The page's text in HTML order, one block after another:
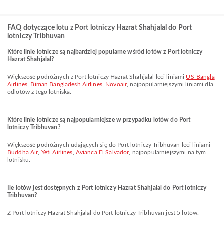
FAQ dotyczące lotu z Port lotniczy Hazrat Shahjalal do Port
lotniczy Tribhuvan
Które linie lotnicze są najbardziej popularne wśród lotów z Port lotniczy
Hazrat Shahjalal?
Większość podróżnych z Port lotniczy Hazrat Shahjalal leci liniami US-Bangla
Airlines Biman Bangladesh Airlines, Novoair, najpopularniejszymi liniami dla
odlotów z tego lotniska.
Które linie lotnicze są najpopularniejsze w przypadku lotów do Port
lotniczy Tribhuvan?
Większość podróżnych udających się do Port lotniczy Tribhuvan leci liniami
Buddha Air, Yeti Airlines Avianca El Salvador, najpopularniejszymi na tym
lotnisku.
Ile lotów jest dostępnych z Port lotniczy Hazrat Shahjalal do Port lotniczy
Tribhuvan?
Z Port lotniczy Hazrat Shahjalal do Port lotniczy Tribhuvan jest 5 lotów.